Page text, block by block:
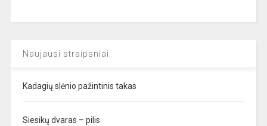
Naujausi straipsniai
Kadagių slėnio pažintinis takas
Siesikų dvaras – pilis